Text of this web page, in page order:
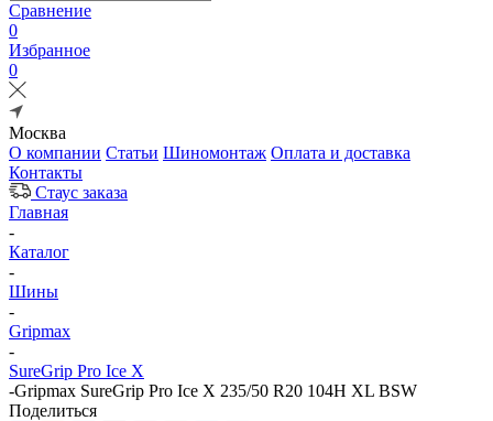
Сравнение
0
Избранное
0
Москва
О компании Статьи Шиномонтаж Оплата и доставка
Контакты
Стаус заказа
Главная
-
Каталог
-
Шины
-
Gripmax
-
SureGrip Pro Ice X
-Gripmax SureGrip Pro Ice X 235/50 R20 104H XL BSW
Поделиться